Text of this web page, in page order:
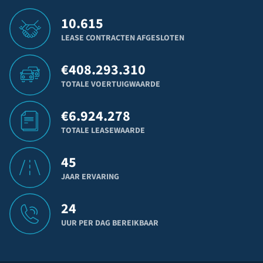
10.615
LEASE CONTRACTEN AFGESLOTEN
€408.293.310
TOTALE VOERTUIGWAARDE
€6.924.278
TOTALE LEASEWAARDE
45
JAAR ERVARING
24
UUR PER DAG BEREIKBAAR